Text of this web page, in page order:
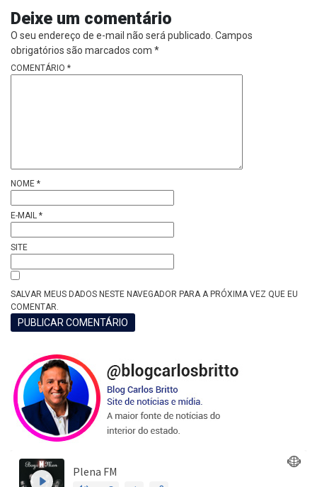
Deixe um comentário
O seu endereço de e-mail não será publicado. Campos
obrigatórios são marcados com *
COMENTÁRIO *
NOME *
E-MAIL *
SITE
SALVAR MEUS DADOS NESTE NAVEGADOR PARA A PRÓXIMA VEZ QUE EU
COMENTAR.